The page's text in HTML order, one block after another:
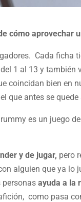
cómo aprovechar
Cada ficha
1 al 13 y también
coincidan bien en
que antes se quede
es un juego
y de jugar, pero
alguien que ya lo
ayuda a la
como pasa